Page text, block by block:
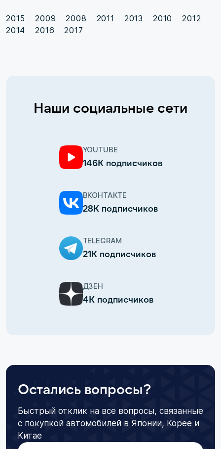
2015 2009 2008 2011 2013 2010
2012
2014
2016 2017
Наши социальные сети
YOUTUBE
146К подписчиков
ВКОНТАКТЕ
28К подписчиков
TELEGRAM
21К подписчиков
ДЗЕН
4К подписчиков
Остались вопросы?
Быстрый отклик на все вопросы, связанные
с покупкой автомобилей в Японии, Корее и
Китае